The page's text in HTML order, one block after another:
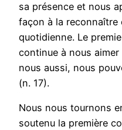
sa présence et nous
façon à la reconnaître
quotidienne. Le
continue à nous aimer
nous aussi, nous
(n. 17).
Nous nous tournons
soutenu la première